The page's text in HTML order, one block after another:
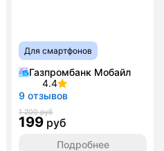
Для смартфонов
Газпромбанк Мобайл
4.4
9 отзывов
1 200 руб
199 руб
Подробнее